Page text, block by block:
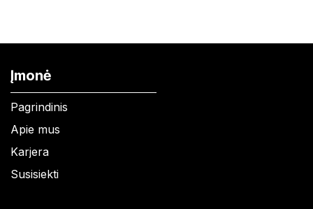
Įmonė
Pagrindinis
Apie mus
Karjera
Susisiekti